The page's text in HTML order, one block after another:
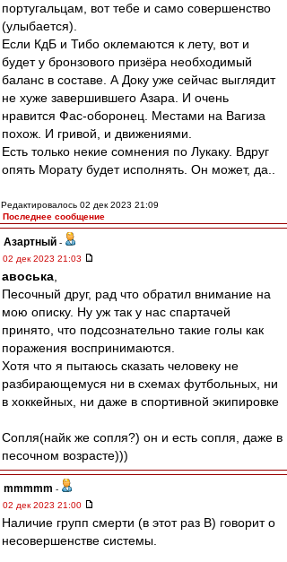
португальцам, вот тебе и само совершенство
(улыбается).
Если КдБ и Тибо оклемаются к лету, вот и
будет у бронзового призёра необходимый
баланс в составе. А Доку уже сейчас выглядит
не хуже завершившего Азара. И очень
нравится Фас-оборонец. Местами на Вагиза
похож. И гривой, и движениями.
Есть только некие сомнения по Лукаку. Вдруг
опять Морату будет исполнять. Он может, да..
Редактировалось 02 дек 2023 21:09
Последнее сообщение
Азартный -
02 дек 2023 21:03
авоська
Песочный друг, рад что обратил внимание на
мою описку. Ну уж так у нас спартачей
принято, что подсознательно такие голы как
поражения воспринимаются.
Хотя что я пытаюсь сказать человеку не
разбирающемуся ни в схемах футбольных, ни
в хоккейных, ни даже в спортивной экипировке
Сопля(найк же сопля?) он и есть сопля, даже в
песочном возрасте)))
mmmmm -
02 дек 2023 21:00
Наличие групп смерти (в этот раз B) говорит о
несовершенстве системы.